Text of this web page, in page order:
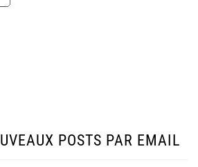
POSTS PAR EMAIL